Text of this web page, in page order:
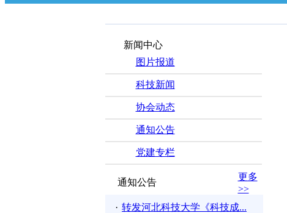
新闻中心
图片报道
科技新闻
协会动态
通知公告
党建专栏
通知公告
更多
>>
· 转发河北科技大学《科技成...